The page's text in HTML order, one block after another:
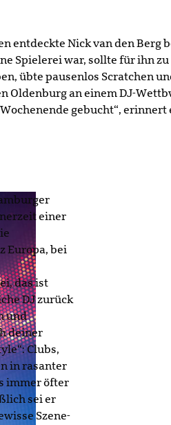
entdeckte Nick van den Berg
Spielerei war, sollte für ihn
übte pausenlos Scratchen
Oldenburg an einem DJ-
gebucht“,
einer
Europa, bei
das ist
DJ zurück
und
deiner
Clubs,
in rasanter
immer öfter
sei er
Szene-